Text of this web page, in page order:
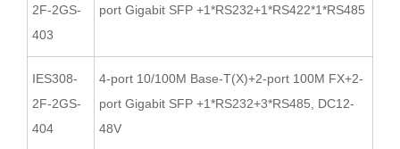
2F-2GS-
403
port Gigabit SFP +1*RS232+1*RS422*1*RS485
IES308-
2F-2GS-
404
4-port 10/100M Base-T(X)+2-port 100M FX+2-
port Gigabit SFP +1*RS232+3*RS485, DC12-
48V